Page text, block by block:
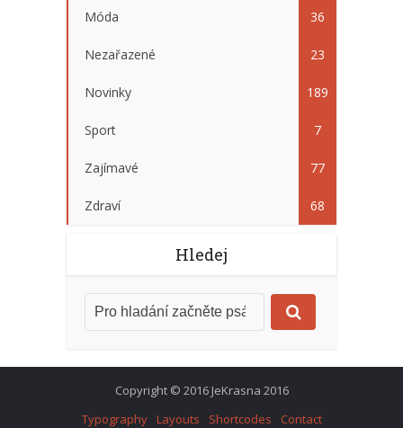
Móda 36
Nezařazené 23
Novinky 189
Sport 7
Zajímavé 77
Zdraví 68
Hledej
Copyright © 2016 JeKrasna 2016
Typography
Layouts Shortcodes Contact